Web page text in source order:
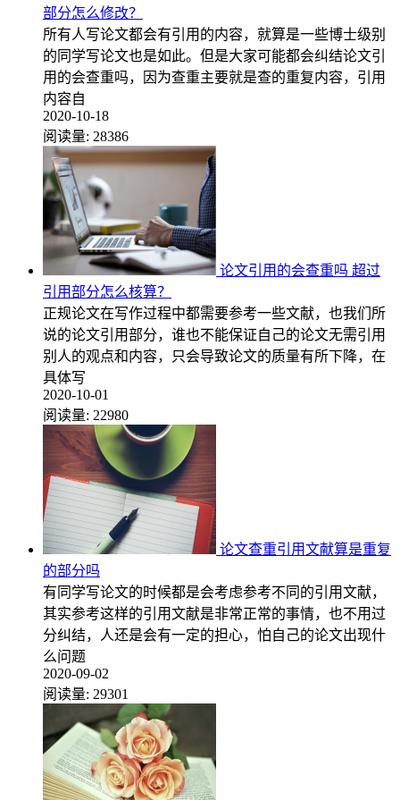
部分怎么修改？
所有人写论文都会有引用的内容，就算是一些博士级别
的同学写论文也是如此。但是大家可能都会纠结论文引
用的会查重吗，因为查重主要就是查的重复内容，引用
内容自
2020-10-18
阅读量: 28386
论文引用的会查重吗 超过
引用部分怎么核算？
正规论文在写作过程中都需要参考一些文献，也我们所
说的论文引用部分，谁也不能保证自己的论文无需引用
别人的观点和内容，只会导致论文的质量有所下降，在
具体写
2020-10-01
阅读量: 22980
论文查重引用文献算是重复
的部分吗
有同学写论文的时候都是会考虑参考不同的引用文献，
其实参考这样的引用文献是非常正常的事情，也不用过
分纠结，人还是会有一定的担心，怕自己的论文出现什
么问题
2020-09-02
阅读量: 29301